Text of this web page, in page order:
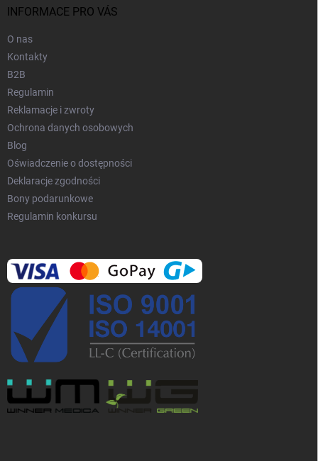
INFORMACE PRO VÁS
O nas
Kontakty
B2B
Regulamin
Reklamacje i zwroty
Ochrona danych osobowych
Blog
Oświadczenie o dostępności
Deklaracje zgodności
Bony podarunkowe
Regulamin konkursu